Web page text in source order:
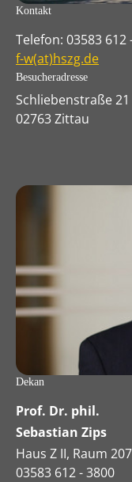
Kontakt
Telefon: 03583 612
f-w(at)hszg.de
Besucheradresse
Schliebenstraße 21
02763 Zittau
Dekan
Prof. Dr. phil.
Sebastian Zips
Haus Z II, Raum 207
03583 612 - 3800